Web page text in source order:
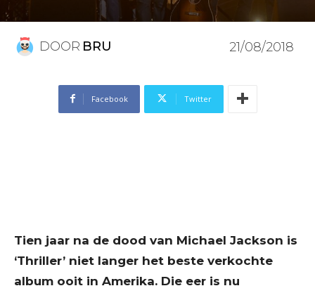
DOOR BRU 21/08/2018
Facebook Twitter
Tien jaar na de dood van Michael Jackson is
‘Thriller’ niet langer het beste verkochte
album ooit in Amerika. Die eer is nu